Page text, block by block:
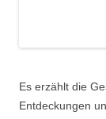
Es erzählt die
Entdeckungen